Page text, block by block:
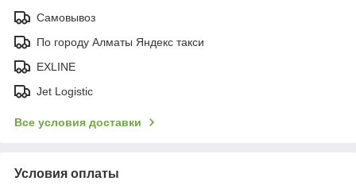
Самовывоз
По городу Алматы Яндекс такси
EXLINE
Jet Logistic
Все условия доставки
Условия оплаты